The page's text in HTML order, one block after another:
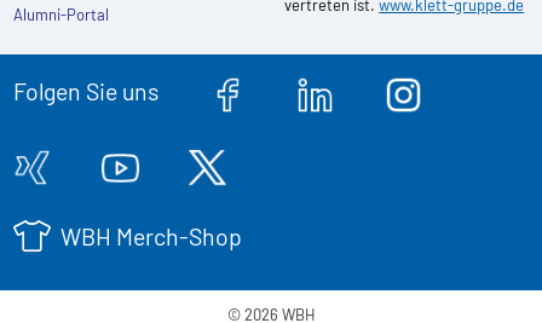
Alumni-Portal
vertreten ist.www.klett-gruppe.de
Folgen Sie uns
WBH Merch-Shop
© 2026 WBH